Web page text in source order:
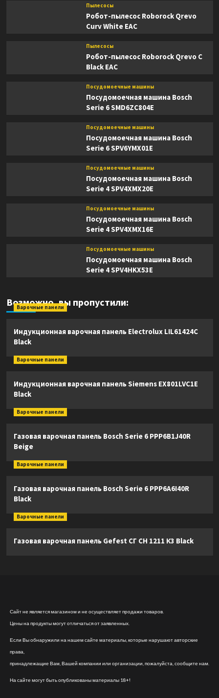
Пылесосы
Робот-пылесос Roborock Qrevo
Curv White EAC
Пылесосы
Робот-пылесос Roborock Qrevo C
Black EAC
Посудомоечные машины
Посудомоечная машина Bosch
Serie 6 SMD6ZC804E
Посудомоечные машины
Посудомоечная машина Bosch
Serie 6 SPV6YMX01E
Посудомоечные машины
Посудомоечная машина Bosch
Serie 4 SPV4XMX20E
Посудомоечные машины
Посудомоечная машина Bosch
Serie 4 SPV4XMX16E
Посудомоечные машины
Посудомоечная машина Bosch
Serie 4 SPV4HKX53E
Возможно, вы пропустили:
Варочные панели
Индукционная варочная панель Electrolux LIL61424C
Black
Варочные панели
Индукционная варочная панель Siemens EX801LVC1E
Black
Варочные панели
Газовая варочная панель Bosch Serie 6 PPP6B1J40R
Beige
Варочные панели
Газовая варочная панель Bosch Serie 6 PPP6A6I40R
Black
Варочные панели
Газовая варочная панель Gefest СГ СН 1211 К3 Black
Сайт не является магазином и не осуществляет продажи товаров.
Цены на продукты могут отличаться от заявленных.
Если Вы обнаружили на нашем сайте материалы, которые нарушают авторские
права,
принадлежащие Вам, Вашей компании или организации, пожалуйста, сообщите нам.
На сайте могут быть опубликованы материалы 18+!